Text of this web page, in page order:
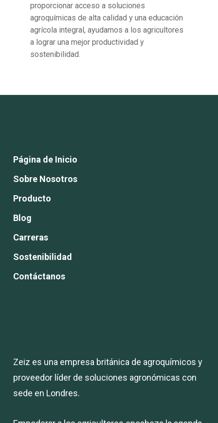
proporcionar acceso a soluciones
agroquímicas de alta calidad y una educación
agrícola integral, ayudamos a los agricultores
a lograr una mejor productividad y
sostenibilidad.
Página de Inicio
Sobre Nosotros
Producto
Blog
Carreras
Sostenibilidad
Contáctanos
Zeiz es una empresa británica de agroquímicos y
proveedor líder de soluciones agronómicas con
sede en Londres.